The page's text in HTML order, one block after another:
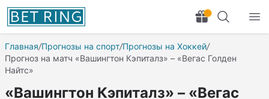
Главная/Прогнозы на спорт/Прогнозы на Хоккей/
Прогноз на матч «Вашингтон Кэпиталз» – «Вегас Голден
Найтс»
«Вашингтон Кэпиталз» – «Вегас